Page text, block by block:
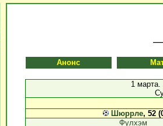
Анонс
1
Шюррле, 52
Фулхэм